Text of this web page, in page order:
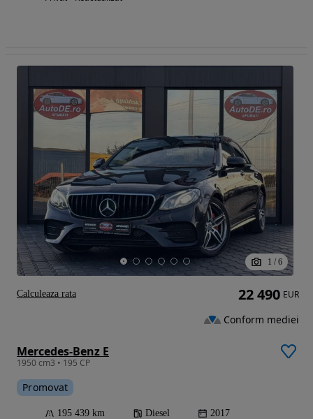
1 / 6
Mercedes-Benz E
1950 cm3 • 195 CP
Promovat
195 439 km Diesel 2017
22 490 EUR
Conform mediei
Calculeaza rata